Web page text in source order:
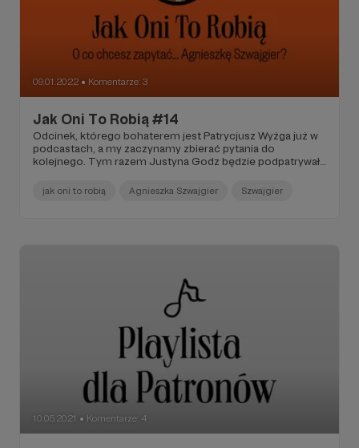
09.01.2022 ● Komentarze: 3
Jak Oni To Robią #14
Odcinek, którego bohaterem jest Patrycjusz Wyżga już w
podcastach, a my zaczynamy zbierać pytania do
kolejnego. Tym razem Justyna Godz będzie podpatrywała
jak oni to robią Agnieszka Szwajgier Szwajgier
10.05.2021 ● Komentarze: 4